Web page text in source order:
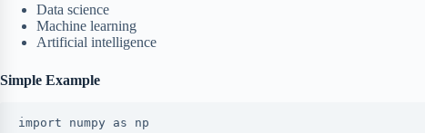
Data science
Machine learning
Artificial intelligence
Simple Example
import numpy as np